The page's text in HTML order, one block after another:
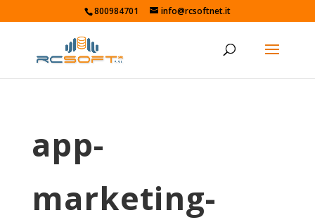
800984701 info@rcsoftnet.it
app-
marketing-